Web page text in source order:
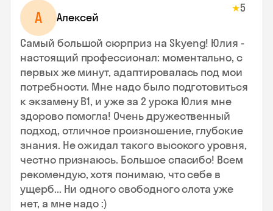
А Алексей
★5
Самый большой сюрприз на Skyeng! Юлия -
настоящий профессионал: моментально, с
первых же минут, адаптировалась под мои
потребности. Мне надо было подготовиться
к экзамену В1, и уже за 2 урока Юлия мне
здорово помогла! Очень дружественный
подход, отличное произношение, глубокие
знания. Не ожидал такого высокого уровня,
честно признаюсь. Большое спасибо! Всем
рекомендую, хотя понимаю, что себе в
ущерб... Ни одного свободного слота уже
нет, а мне надо :)